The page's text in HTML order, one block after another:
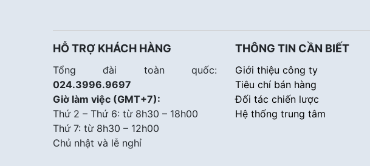
HỖ TRỢ KHÁCH HÀNG
Tổng đài toàn quốc:
024.3996.9697
Giờ làm việc (GMT+7):
Thứ 2 – Thứ 6: từ 8h30 – 18h00
Thứ 7: từ 8h30 – 12h00
Chủ nhật và lễ nghỉ
THÔNG TIN CẦN BIẾT
Giới thiệu công ty
Tiêu chí bán hàng
Đối tác chiến lược
Hệ thống trung tâm